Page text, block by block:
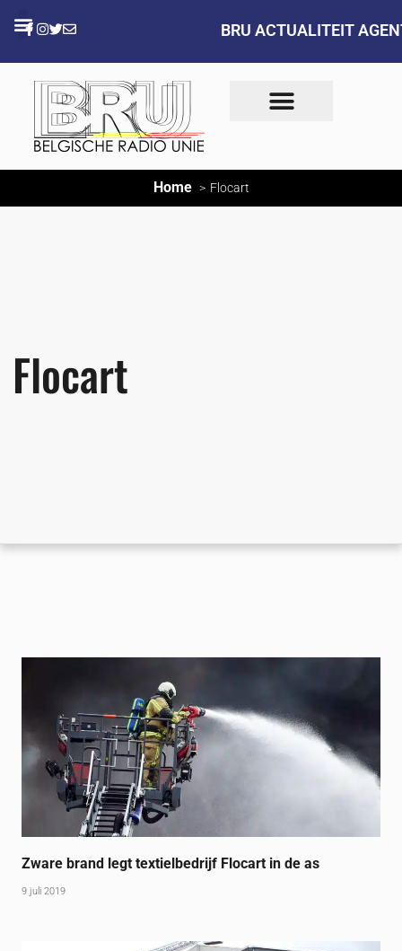
BRU ACTUALITEIT
Home Flocart
Flocart
Zware brand legt textielbedrijf Flocart in de as
9 juli 2019